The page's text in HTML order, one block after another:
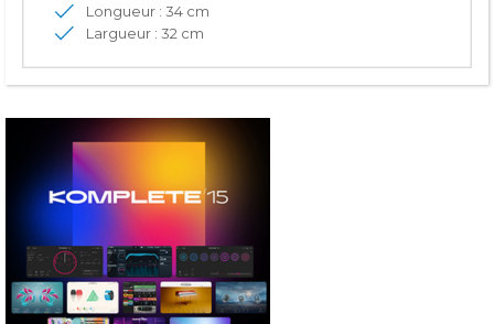
Longueur : 34 cm
Largueur : 32 cm